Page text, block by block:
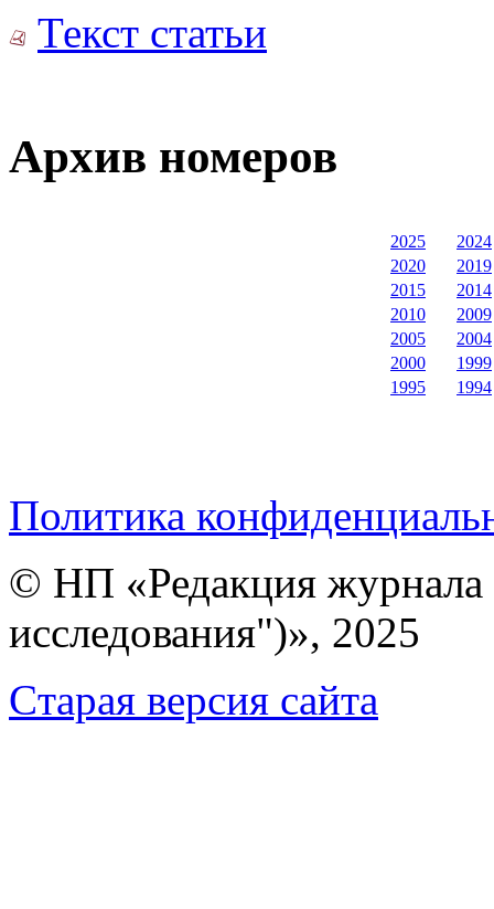
Текст статьи
Архив номеров
2025
2024
2020
2019
2015
2014
2010
2009
2005
2004
2000
1999
1995
1994
Политика
© НП «Редакция
исследования")», 2025
Cтарая версия сайта